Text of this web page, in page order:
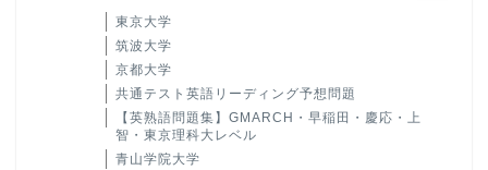
東京大学
筑波大学
京都大学
共通テスト英語リーディング予想問題
【英熟語問題集】GMARCH・早稲田・慶応・上
智・東京理科大レベル
青山学院大学